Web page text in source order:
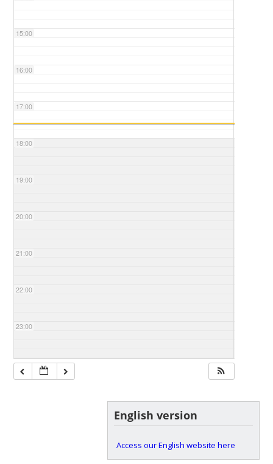
15:00
16:00
17:00
18:00
19:00
20:00
21:00
22:00
23:00
English version
Access our English website here